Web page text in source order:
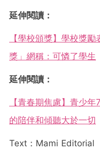
延伸閱讀：
【學校頒獎】學校獎
獎」網稱：可憐了學生
延伸閱讀：
【青春期焦慮】青少
的陪伴和傾聽大於一切
Text：Mami Editorial